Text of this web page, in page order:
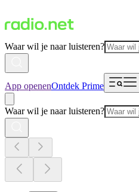
Waar wil je naar luisteren?
App openenOntdek Prime
Waar wil je naar luisteren?